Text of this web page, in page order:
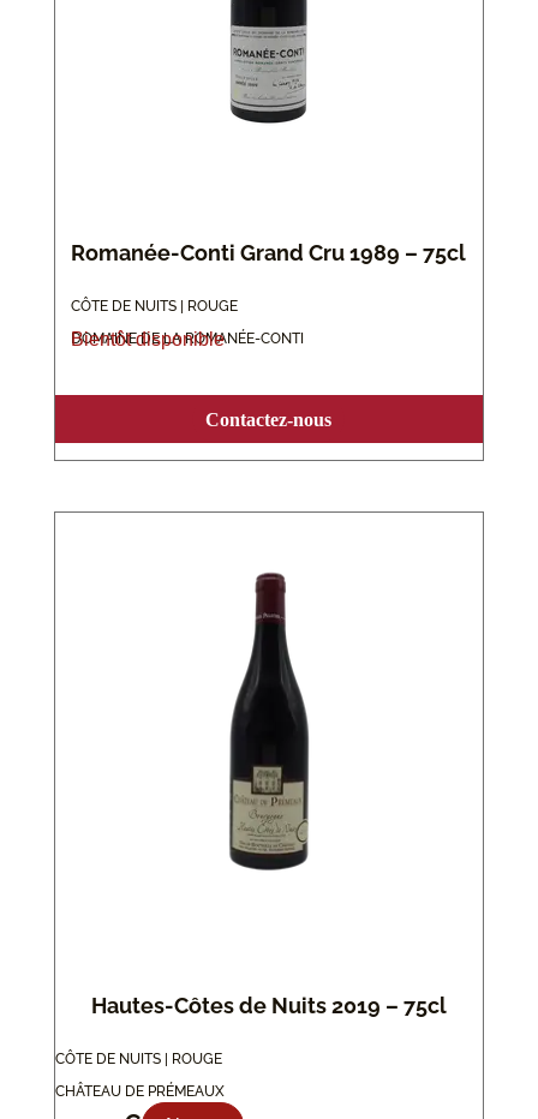
Romanée-Conti Grand Cru 1989 – 75cl
CÔTE DE NUITS | ROUGE
DOMAINE DE LA ROMANÉE-CONTI
Bientôt disponible
Contactez-nous
Hautes-Côtes de Nuits 2019 – 75cl
CÔTE DE NUITS | ROUGE
CHÂTEAU DE PRÉMEAUX